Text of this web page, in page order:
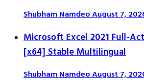
Shubham NamdeoAugust 7,
Microsoft Excel 2021 Full-
[x64] Stable Multilingual
Shubham NamdeoAugust 7,